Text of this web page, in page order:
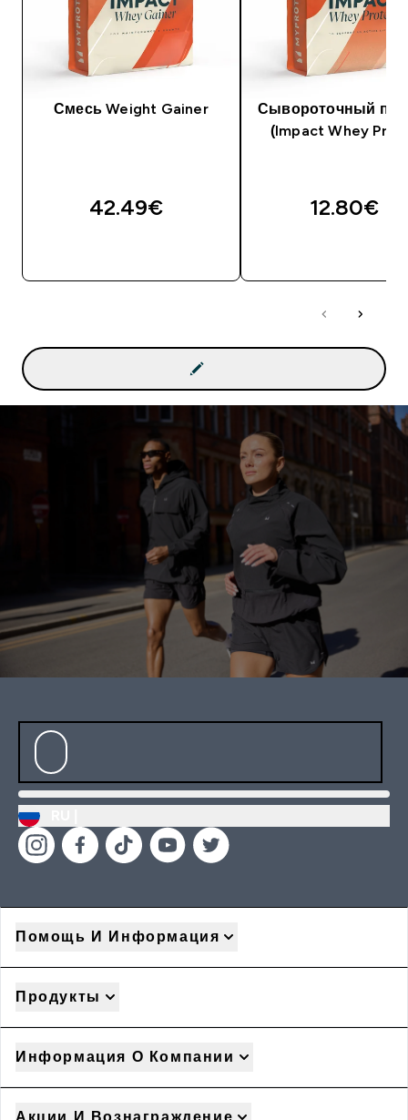
Смесь Weight Gainer
42.49€‎
Сывороточный
(Impact Whey
12.80€‎
Помощь И Информация
Продукты
Информация О Компании
Акции И Вознаграждение